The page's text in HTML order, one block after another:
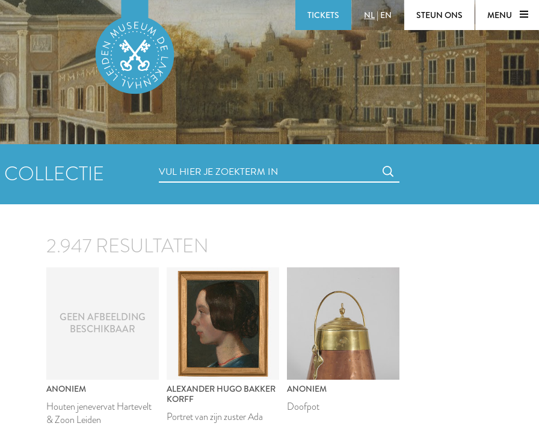
TICKETS NL| EN STEUN ONS MENU
2.947 RESULTATEN
GEEN AFBEELDING
BESCHIKBAAR
ANONIEM
Houten jenevervat Hartevelt
& Zoon Leiden
ALEXANDER HUGO BAKKER
KORFF
Portret van zijn zuster Ada
ANONIEM
Doofpot